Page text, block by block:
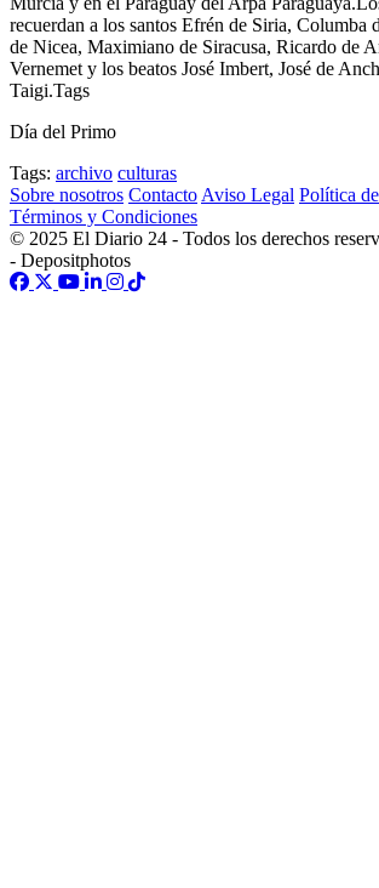
recuerdan a los santos Efrén de Siria, Columba
de Nicea, Maximiano de Siracusa, Ricardo de
Vernemet y los beatos José Imbert, José de
Taigi.Tags
Día del Primo
Tags: archivo culturas
Sobre nosotros Contacto Aviso Legal Política
Términos y Condiciones
© 2025 El Diario 24 - Todos los derechos
- Depositphotos